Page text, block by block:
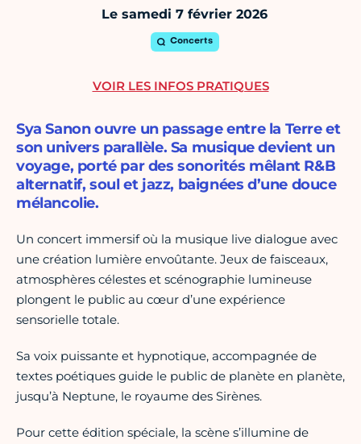
Le samedi 7 février 2026
Concerts
Sya Sanon ouvre un passage entre la Terre et
son univers parallèle. Sa musique devient un
voyage, porté par des sonorités mêlant R&B
alternatif, soul et jazz, baignées d’une douce
mélancolie.
Un concert immersif où la musique live dialogue avec
une création lumière envoûtante. Jeux de faisceaux,
atmosphères célestes et scénographie lumineuse
plongent le public au cœur d’une expérience
sensorielle totale.
Sa voix puissante et hypnotique, accompagnée de
textes poétiques guide le public de planète en planète,
jusqu’à Neptune, le royaume des Sirènes.
Pour cette édition spéciale, la scène s’illumine de
VOIR LES INFOS PRATIQUES